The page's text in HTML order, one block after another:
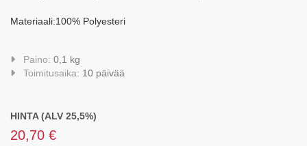
Materiaali:100% Polyesteri
Paino: 0,1 kg
Toimitusaika: 10 päivää
HINTA (ALV 25,5%)
20,70 €